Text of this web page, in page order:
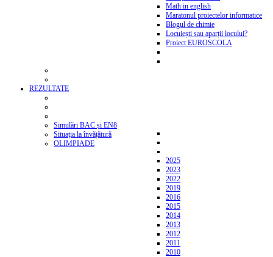
Math in english
Maratonul proiectelor informatice
Blogul de chimie
Locuiești sau aparții locului?
Proiect EUROSCOLA
REZULTATE
Simulări BAC și EN8
Situația la învățătură
OLIMPIADE
2025
2023
2022
2019
2016
2015
2014
2013
2012
2011
2010